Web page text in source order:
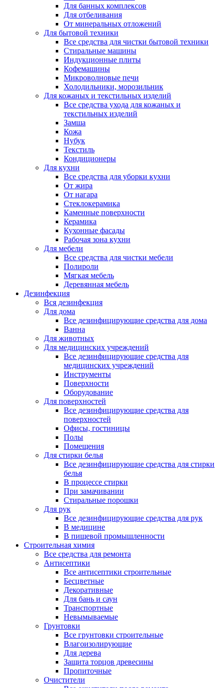
Для банных комплексов
Для отбеливания
От минеральных отложений
Для бытовой техники
Все средства для чистки бытовой техники
Стиральные машины
Индукционные плиты
Кофемашины
Микроволновые печи
Холодильники, морозильник
Для кожаных и текстильных изделий
Все средства ухода для кожаных и
текстильных изделий
Замша
Кожа
Нубук
Текстиль
Кондиционеры
Для кухни
Все средства для уборки кухни
От жира
От нагара
Стеклокерамика
Каменные поверхности
Керамика
Кухонные фасады
Рабочая зона кухни
Для мебели
Все средства для чистки мебели
Полироли
Мягкая мебель
Деревянная мебель
Дезинфекция
Вся дезинфекция
Для дома
Все дезинфицирующие средства для дома
Ванна
Для животных
Для медицинских учреждений
Все дезинфицирующие средства для
медицинских учреждений
Инструменты
Поверхности
Оборудование
Для поверхностей
Все дезинфицирующие средства для
поверхностей
Офисы, гостиницы
Полы
Помещения
Для стирки белья
Все дезинфицирующие средства для стирки
белья
В процессе стирки
При замачивании
Стиральные порошки
Для рук
Все дезинфицирующие средства для рук
В медицине
В пищевой промышленности
Строительная химия
Все средства для ремонта
Антисептики
Все антисептики строительные
Бесцветные
Декоративные
Для бань и саун
Транспортные
Невымываемые
Грунтовки
Все грунтовки строительные
Влагоизолирующие
Для дерева
Защита торцов древесины
Пропиточные
Очистители